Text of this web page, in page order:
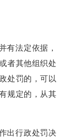
有法定依据，
者其他组织处
处罚的，可以
规定的，从其
出行政处罚决